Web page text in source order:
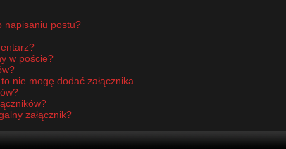
napisaniu postu?
w poście?
nie mogę dodać załącznika.
załącznik?